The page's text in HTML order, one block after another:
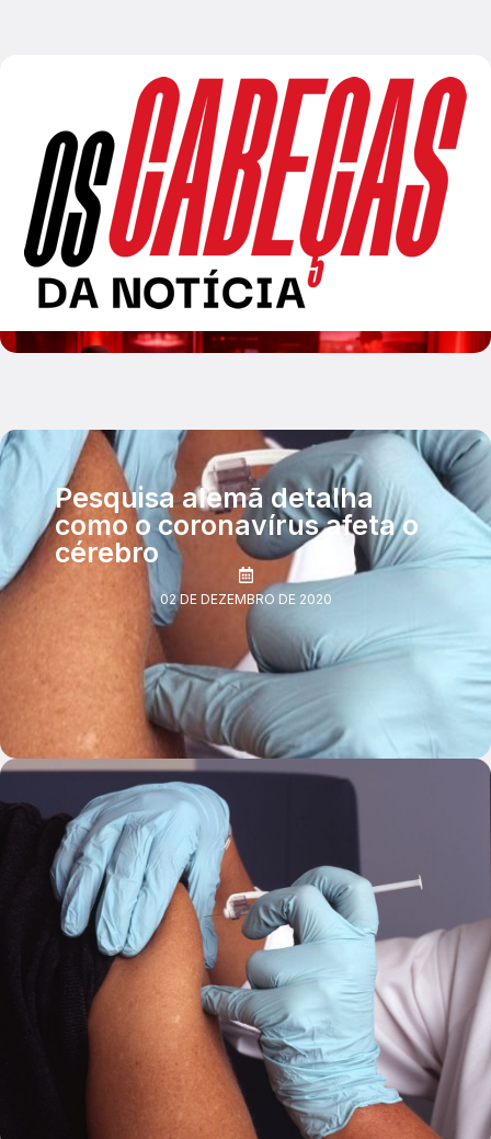
Pesquisa alemã detalha
como o coronavírus afeta o
cérebro
02 DE DEZEMBRO DE 2020